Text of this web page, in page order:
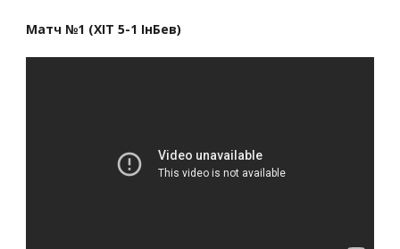
Матч №1 (ХІТ 5-1 ІнБев)